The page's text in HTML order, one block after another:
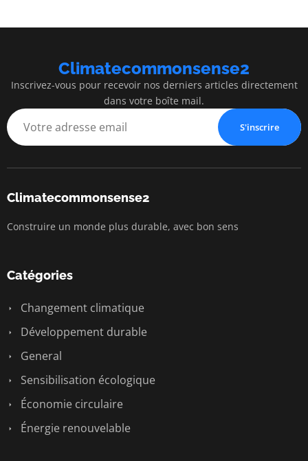
Climatecommonsense2
Inscrivez-vous pour recevoir nos derniers articles directement
dans votre boîte mail.
S'inscrire
Climatecommonsense2
Construire un monde plus durable, avec bon sens
Catégories
Changement climatique
Développement durable
General
Sensibilisation écologique
Économie circulaire
Énergie renouvelable